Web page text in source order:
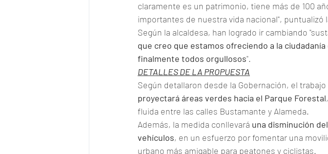
claramente es un patrimonio, tiene más de 100
importantes de nuestra vida nacional", puntualizó
Según la alcaldesa, han logrado ir cambiando
que creo que estamos ofreciendo a la
finalmente todos orgullosos".
DETALLES DE LA PROPUESTA
Según detallaron desde la Gobernación, el
proyectará áreas verdes hacia el Parque Forestal
fluida entre las calles Bustamante y Alameda.
Además, la medida conllevará una disminución
vehículos, en un esfuerzo por fomentar una
urbano más amigable para peatones y ciclistas.